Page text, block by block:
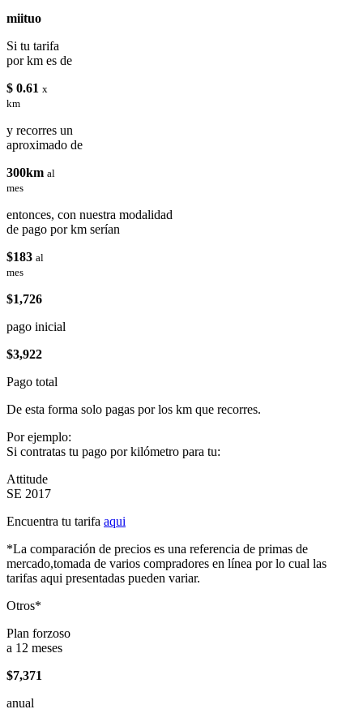
miituo
Si tu tarifa
por km es de
$ 0.61 x
km
y recorres un
aproximado de
300km al
mes
entonces, con nuestra modalidad
de pago por km serían
$183 al
mes
$1,726
pago inicial
$3,922
Pago total
De esta forma solo pagas por los km que recorres.
Por ejemplo:
Si contratas tu pago por kilómetro para tu:
Attitude
SE 2017
Encuentra tu tarifa aqui
*La comparación de precios es una referencia de primas de
mercado,tomada de varios compradores en línea por lo cual las
tarifas aqui presentadas pueden variar.
Otros*
Plan forzoso
a 12 meses
$7,371
anual